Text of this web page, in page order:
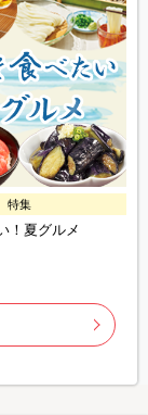
特集
！夏グルメ